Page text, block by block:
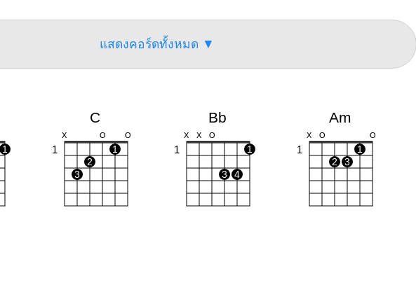
แสดงคอร์ดทั้งหมด ▼
1
C
X O O
1
1
2
3
Bb
X X O
1 1
3 4
Am
X O O
1
1
2
3